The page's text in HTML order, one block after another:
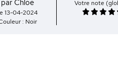
par Chloe
13-04-2024
: Noir
Votre note